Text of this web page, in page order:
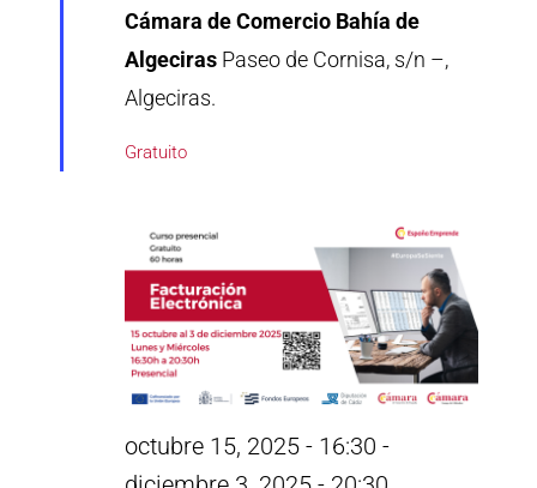
Cámara de Comercio Bahía de
Algeciras Paseo de Cornisa, s/n –,
Algeciras.
Gratuito
octubre 15, 2025 - 16:30 -